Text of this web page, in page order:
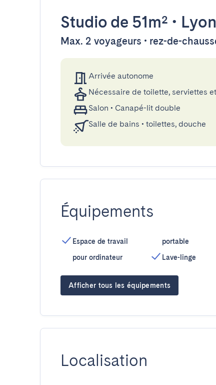
Studio de 51m² • Lyon
Max. 2 voyageurs • rez-de-
Arrivée autonome
Nécessaire de toilette, serviettes
Salon • Canapé-lit double
Salle de bains • toilettes, douche
Équipements
Espace de travail
pour ordinateur
portable
Lave-linge
Afficher tous les équipements
Localisation